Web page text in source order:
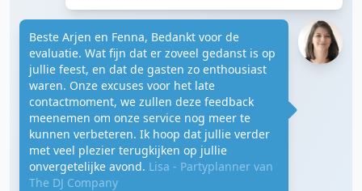
Beste Arjen en Fenna, Bedankt voor de
evaluatie. Wat fijn dat er zoveel gedanst is op
jullie feest, en dat de gasten zo enthousiast
waren. Onze excuses voor het late
contactmoment, we zullen deze feedback
meenemen om onze service nog meer te
kunnen verbeteren. Ik hoop dat jullie verder
met veel plezier terugkijken op jullie
onvergetelijke avond. Lisa - Partyplanner van
The DJ Company